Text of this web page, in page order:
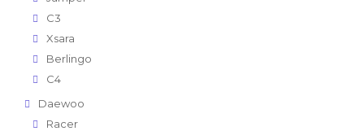
C3
Xsara
Berlingo
C4
Daewoo
Racer